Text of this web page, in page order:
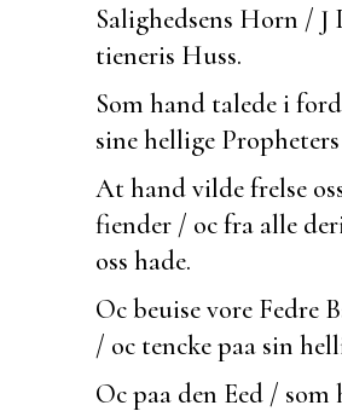
Salighedsens Horn / J
tieneris Huss.
Som hand talede i
sine hellige
At hand vilde frelse
fiender / oc fra alle
oss hade.
Ocbeuise vore Fedre
/ oc tencke paa sin
Oc paa den Eed / som